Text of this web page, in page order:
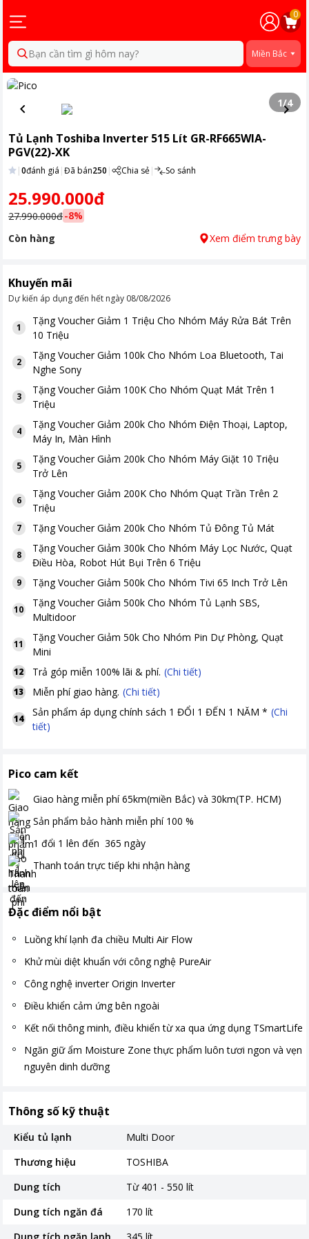
0
Bạn cần tìm gì hôm nay? Miền Bắc
1/4
Tủ Lạnh Toshiba Inverter 515 Lít GR-RF665WIA-
PGV(22)-XK
|0đánh giá |Đã bán250 | Chia sẻ| So sánh
25.990.000đ
27.990.000đ-8%
Còn hàng
Xem điểm trưng bày
Khuyến mãi
Dự kiến áp dụng đến hết ngày 08/08/2026
1
TặngVoucher Giảm 1 Triệu Cho Nhóm Máy Rửa Bát Trên
10 Triệu
2
TặngVoucher Giảm 100k Cho Nhóm Loa Bluetooth, Tai
Nghe Sony
3
TặngVoucher Giảm 100K Cho Nhóm Quạt Mát Trên 1
Triệu
4
TặngVoucher Giảm 200k Cho Nhóm Điện Thoại, Laptop,
Máy In, Màn Hình
5
TặngVoucher Giảm 200k Cho Nhóm Máy Giặt 10 Triệu
Trở Lên
6
TặngVoucher Giảm 200K Cho Nhóm Quạt Trần Trên 2
Triệu
7 TặngVoucher Giảm 200k Cho Nhóm Tủ Đông Tủ Mát
8
TặngVoucher Giảm 300k Cho Nhóm Máy Lọc Nước, Quạt
Điều Hòa, Robot Hút Bụi Trên 6 Triệu
9 TặngVoucher Giảm 500k Cho Nhóm Tivi 65 Inch Trở Lên
10
TặngVoucher Giảm 500k Cho Nhóm Tủ Lạnh SBS,
Multidoor
11
TặngVoucher Giảm 50k Cho Nhóm Pin Dự Phòng, Quạt
Mini
12 Trả góp miễn 100% lãi & phí. (Chi tiết)
13 Miễn phí giao hàng. (Chi tiết)
14
Sản phẩm áp dụng chính sách 1 ĐỔI 1 ĐẾN 1 NĂM * (Chi
tiết)
Pico cam kết
Giao hàng miễn phí 65km(miền Bắc) và 30km(TP. HCM)
Sản phẩm bảo hành miễn phí 100 %
1 đổi 1 lên đến 365 ngày
Thanh toán trực tiếp khi nhận hàng
Đặc điểm nổi bật
Luồng khí lạnh đa chiều Multi Air Flow
Khử mùi diệt khuẩn với công nghệ PureAir
Công nghệ inverter Origin Inverter
Điều khiển cảm ứng bên ngoài
Kết nối thông minh, điều khiển từ xa qua ứng dụng TSmartLife
Ngăn giữ ẩm Moisture Zone thực phẩm luôn tươi ngon và vẹn
nguyên dinh dưỡng
Thông số kỹ thuật
Kiểu tủ lạnh
Multi Door
Thương hiệu
TOSHIBA
Dung tích
Từ 401 - 550 lít
Dung tích ngăn đá
170 lít